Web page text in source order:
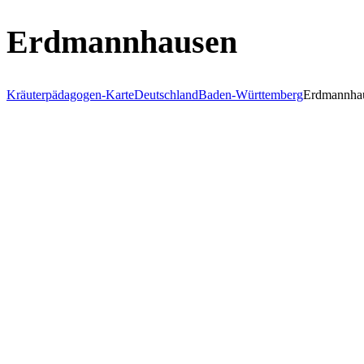
Erdmannhausen
Kräuterpädagogen-KarteDeutschlandBaden-Württemberg